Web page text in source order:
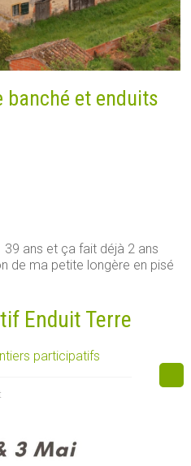
banché et enduits
39 ans et ça fait déjà 2 ans
de ma petite longère en pisé
Enduit Terre
participatifs